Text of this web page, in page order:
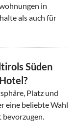
in
als auch für
Süden
Platz und
eine beliebte Wahl
bevorzugen.